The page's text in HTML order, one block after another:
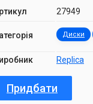
27949
Диски
Replica
Придбати